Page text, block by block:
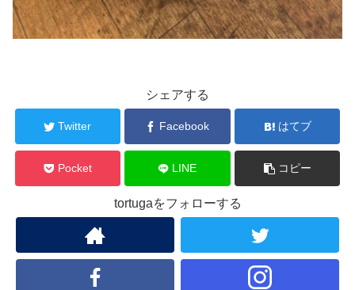
シェアする
Twitter Facebook はてブ
Pocket LINE コピー
tortugaをフォローする